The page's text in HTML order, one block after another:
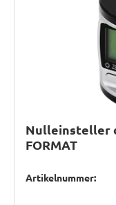
Nulleinsteller
FORMAT
Artikelnummer: